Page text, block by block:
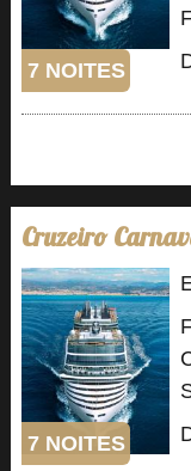
7 NOITES
Cruzeiro
7 NOITES